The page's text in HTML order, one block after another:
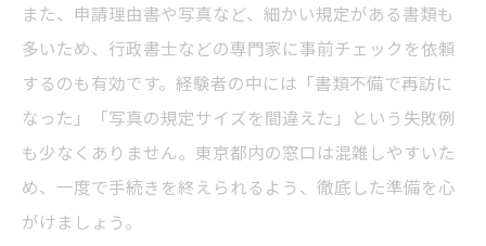
また、申請理由書や写真など、細かい規定がある書類も
多いため、行政書士などの専門家に事前チェックを依頼
するのも有効です。経験者の中には「書類不備で再訪に
なった」「写真の規定サイズを間違えた」という失敗例
も少なくありません。東京都内の窓口は混雑しやすいた
め、一度で手続きを終えられるよう、徹底した準備を心
がけましょう。